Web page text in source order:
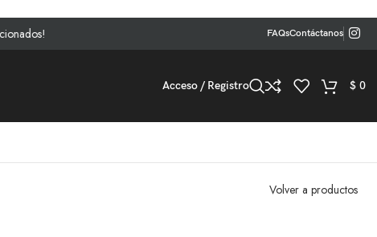
FAQsContáctanos
Acceso / Registro $ 0
Volver a productos